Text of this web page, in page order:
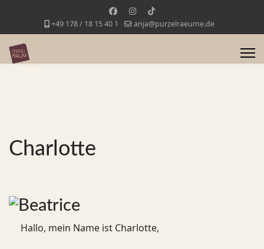
+49 178 / 18 15 40 1 anja@purzelraeume.de
Charlotte
Hallo, mein Name ist Charlotte,